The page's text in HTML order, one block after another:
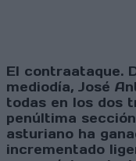
El contraataque.
mediodía, José
todas en los dos
penúltima
asturiano ha
incrementado